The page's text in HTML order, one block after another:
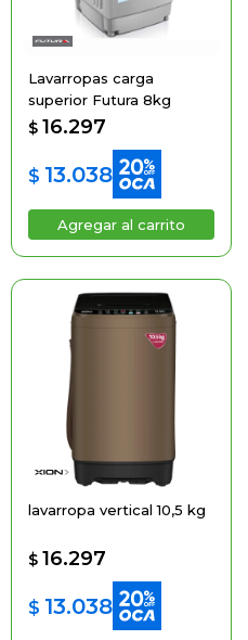
Lavarropas carga
superior Futura 8kg
$ 16.297
$ 13.038
lavarropa vertical 10,5 kg
$ 16.297
$ 13.038